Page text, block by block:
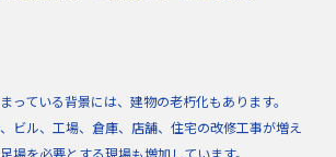
っている背景には、建物の老朽化もあります。
ビル、工場、倉庫、店舗、住宅の改修工事が増え
場を必要とする現場も増加しています。